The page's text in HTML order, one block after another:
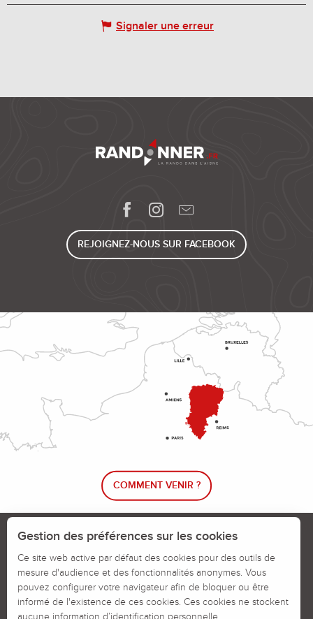
Signaler une erreur
REJOIGNEZ-NOUS SUR FACEBOOK
COMMENT VENIR ?
Le blog rando !
Calendrier des jours chassés
Signaler un problème sur un parcours
Politiques des Cookies Mentions légales
Gestion des préférences sur les cookies
Ce site web active par défaut des cookies pour des outils de
mesure d'audience et des fonctionnalités anonymes. Vous
pouvez configurer votre navigateur afin de bloquer ou être
informé de l'existence de ces cookies. Ces cookies ne stockent
aucune information d’identification personnelle.